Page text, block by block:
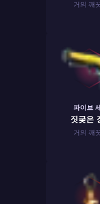
거의 깨
파이브
짓궂은
거의 깨